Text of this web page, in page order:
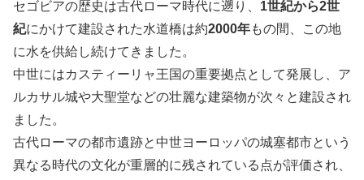
セゴビアの歴史は古代ローマ時代に遡り、 1世紀から2世
紀にかけて建設された水道橋は約2000年もの間、この地
に水を供給し続けてきました。
中世にはカスティーリャ王国の重要拠点として発展し、ア
ルカサル城や大聖堂などの壮麗な建築物が次々と建設され
ました。
古代ローマの都市遺跡と中世ヨーロッパの城塞都市という
異なる時代の文化が重層的に残されている点が評価され、